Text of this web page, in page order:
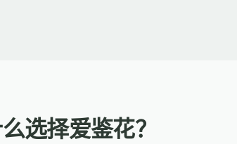
选择爱鉴花？